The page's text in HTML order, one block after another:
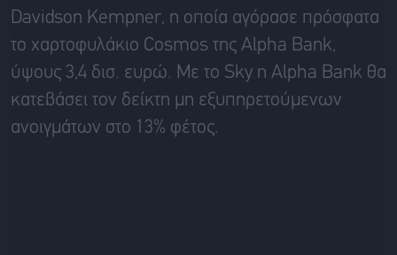
Davidson Kempner, η οποία αγόρασε πρόσφατα
το χαρτοφυλάκιο Cosmos της Alpha Bank,
ύψους 3,4 δισ. ευρώ. Με το Sky η Alpha Bank θα
κατεβάσει τον δείκτη μη εξυπηρετούμενων
ανοιγμάτων στο 13% φέτος.